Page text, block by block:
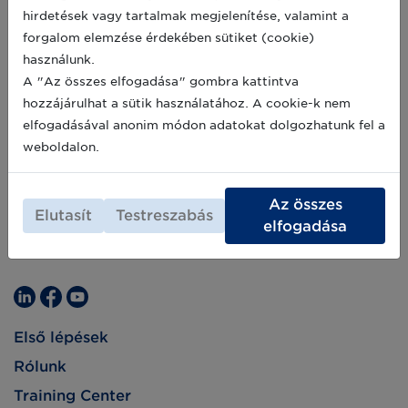
fontosságáról. Úgy tűnik, hogy a lakosság
élelmiszer ellátási láncokba vetett bizalma
drasztikusan megingott. Milyen hatással lesz
mindez az élelmiszer nyomon követés
rövidtávú jövőjére?
2019-01-31
Első lépések
Rólunk
Training Center
hirdetések vagy tartalmak megjelenítése, valamint a
forgalom elemzése érdekében sütiket (cookie)
használunk.
A "Az összes elfogadása" gombra kattintva
hozzájárulhat a sütik használatához. A cookie-k nem
elfogadásával anonim módon adatokat dolgozhatunk fel a
weboldalon.
Elutasít Testreszabás
Az összes
elfogadása